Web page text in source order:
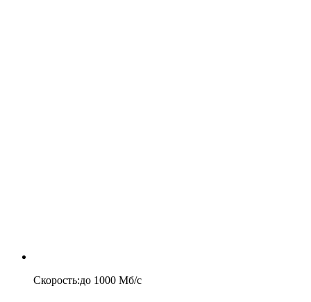
Скорость:до 1000 Мб/c